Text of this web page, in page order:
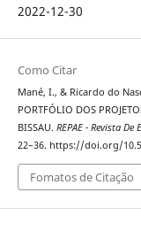
2022-12-30
Como Citar
Mané, I., & Ricardo do
PORTFÓLIO DOS
BISSAU. REPAE - Revista
22–36. https://doi.org/
Fomatos de Citação